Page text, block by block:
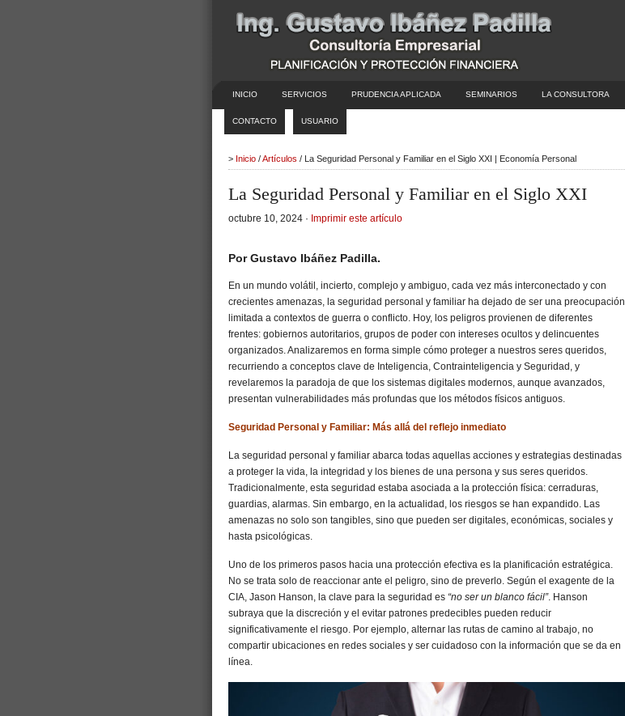
INICIO SERVICIOS PRUDENCIA APLICADA SEMINARIOS LA CONSULTORA
CONTACTO USUARIO
> Inicio /Artículos / La Seguridad Personal y Familiar en el Siglo XXI | Economía Personal
La Seguridad Personal y Familiar en el Siglo XXI
octubre 10, 2024 · Imprimir este artículo
Por Gustavo Ibáñez Padilla.
En un mundo volátil, incierto, complejo y ambiguo, cada vez más interconectado y con
crecientes amenazas, la seguridad personal y familiar ha dejado de ser una preocupación
limitada a contextos de guerra o conflicto. Hoy, los peligros provienen de diferentes
frentes: gobiernos autoritarios, grupos de poder con intereses ocultos y delincuentes
organizados. Analizaremos en forma simple cómo proteger a nuestros seres queridos,
recurriendo a conceptos clave de Inteligencia, Contrainteligencia y Seguridad, y
revelaremos la paradoja de que los sistemas digitales modernos, aunque avanzados,
presentan vulnerabilidades más profundas que los métodos físicos antiguos.
Seguridad Personal y Familiar: Más allá del reflejo inmediato
La seguridad personal y familiar abarca todas aquellas acciones y estrategias destinadas
a proteger la vida, la integridad y los bienes de una persona y sus seres queridos.
Tradicionalmente, esta seguridad estaba asociada a la protección física: cerraduras,
guardias, alarmas. Sin embargo, en la actualidad, los riesgos se han expandido. Las
amenazas no solo son tangibles, sino que pueden ser digitales, económicas, sociales y
hasta psicológicas.
Uno de los primeros pasos hacia una protección efectiva es la planificación estratégica.
No se trata solo de reaccionar ante el peligro, sino de preverlo. Según el exagente de la
CIA, Jason Hanson, la clave para la seguridad es “no ser un blanco fácil”. Hanson
subraya que la discreción y el evitar patrones predecibles pueden reducir
significativamente el riesgo. Por ejemplo, alternar las rutas de camino al trabajo, no
compartir ubicaciones en redes sociales y ser cuidadoso con la información que se da en
línea.